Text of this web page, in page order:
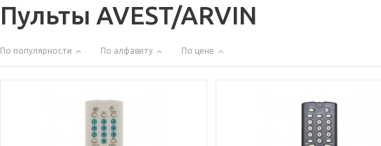
Пульты AVEST/ARVIN
По популярности По алфавиту По цене